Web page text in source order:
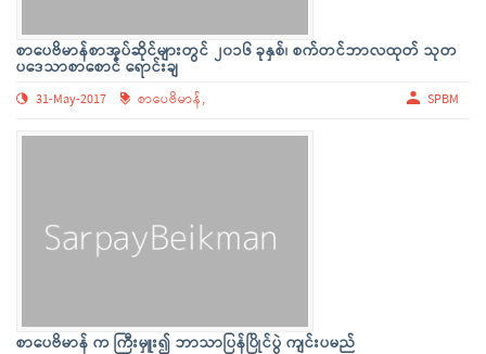
စာပေဗိမာန်စာအုပ်ဆိုင်များတွင် ၂၀၁၆ ခုနှစ်၊ စက်တင်ဘာလထုတ် သုတ
ပဒေသာစာစောင် ရောင်းချ
31-May-2017 စာပေဗိမာန်, SPBM
စာပေဗိမာန် က ကြီးမှူး၍ ဘာသာပြန်ပြိုင်ပွဲ ကျင်းပမည်